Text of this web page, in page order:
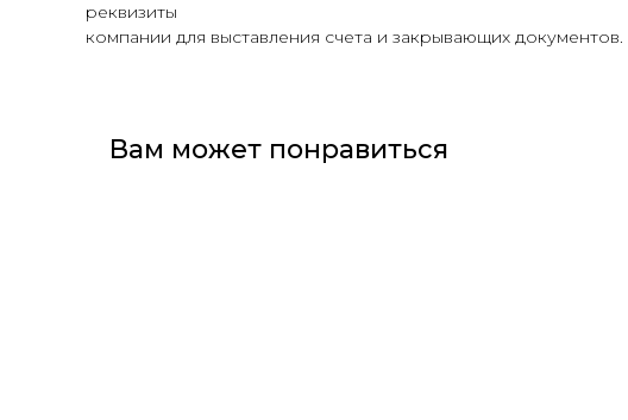
реквизиты
компании для выставления счета и закрывающих
Вам может понравиться